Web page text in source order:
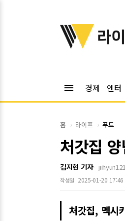
위키트리
라
menu 경제 엔터
홈 라이프 푸드
처갓집
김지현 기자
작성일 2025-01-20 17:46
처갓집, 멕시